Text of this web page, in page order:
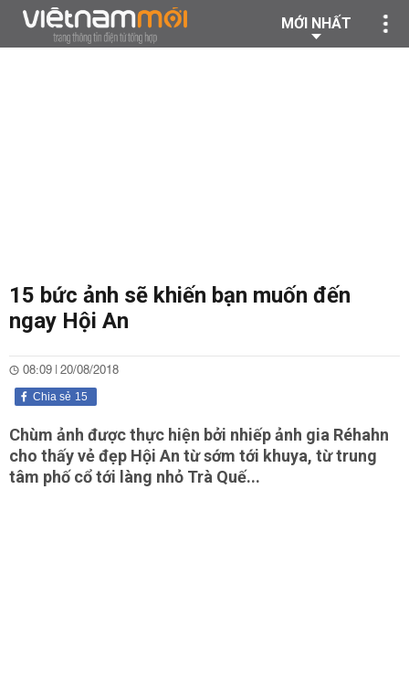
MỚI NHẤT
15 bức ảnh sẽ khiến bạn muốn đến
ngay Hội An
08:09 | 20/08/2018
15
Chia sẻ
Chùm ảnh được thực hiện bởi nhiếp ảnh gia Réhahn
cho thấy vẻ đẹp Hội An từ sớm tới khuya, từ trung
tâm phố cổ tới làng nhỏ Trà Quế...